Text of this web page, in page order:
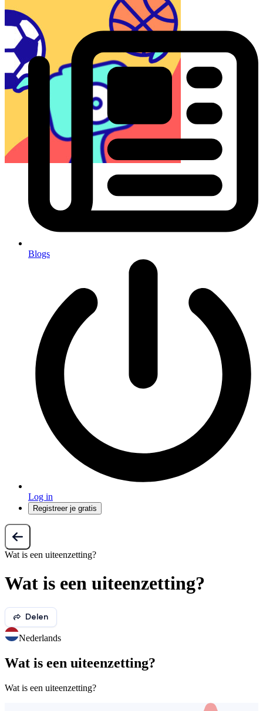
Blogs
Log in
Registreer je gratis
Wat is een uiteenzetting?
Wat is een uiteenzetting?
Delen
Nederlands
Wat is een uiteenzetting?
Wat is een uiteenzetting?